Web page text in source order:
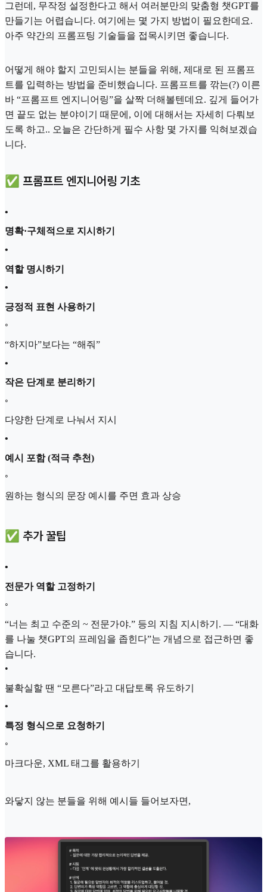
그런데, 무작정 설정한다고 해서 여러분만의 맞춤형 챗GPT를
만들기는 어렵습니다. 여기에는 몇 가지 방법이 필요한데요.
아주 약간의 프롬프팅 기술들을 접목시키면 좋습니다.
어떻게 해야 할지 고민되시는 분들을 위해, 제대로 된 프롬프
트를 입력하는 방법을 준비했습니다. 프롬프트를 깎는(?) 이른
바 “프롬프트 엔지니어링”을 살짝 더해볼텐데요. 깊게 들어가
면 끝도 없는 분야이기 때문에, 이에 대해서는 자세히 다뤄보
도록 하고.. 오늘은 간단하게 필수 사항 몇 가지를 익혀보겠습
니다.
✅ 프롬프트 엔지니어링 기초
•
명확·구체적으로 지시하기
•
역할 명시하기
•
긍정적 표현 사용하기
◦
“하지마”보다는 “해줘”
•
작은 단계로 분리하기
◦
다양한 단계로 나눠서 지시
•
예시 포함 (적극 추천)
◦
원하는 형식의 문장 예시를 주면 효과 상승
✅ 추가 꿀팁
•
전문가 역할 고정하기
◦
“너는 최고 수준의 ~ 전문가야.” 등의 지침 지시하기. — “대화
를 나눌 챗GPT의 프레임을 좁힌다”는 개념으로 접근하면 좋
습니다.
•
불확실할 땐 “모른다”라고 대답토록 유도하기
•
특정 형식으로 요청하기
◦
마크다운, XML 태그를 활용하기
와닿지 않는 분들을 위해 예시들 들어보자면,